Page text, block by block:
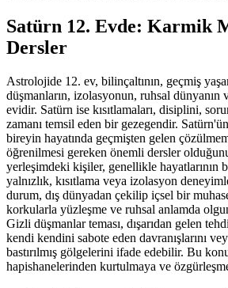
Satürn 12. Evde: Karmik
Dersler
Astrolojide 12. ev, bilinçaltının, geçmiş
düşmanların, izolasyonun, ruhsal dünyanın
evidir. Satürn ise kısıtlamaları, disiplini,
zamanı temsil eden bir gezegendir.
bireyin hayatında geçmişten gelen
öğrenilmesi gereken önemli dersler
yerleşimdeki kişiler, genellikle hayatlarının
yalnızlık, kısıtlama veya izolasyon
durum, dış dünyadan çekilip içsel bir
korkularla yüzleşme ve ruhsal anlamda
Gizli düşmanlar teması, dışarıdan gelen
kendi kendini sabote eden davranışlarını
bastırılmış gölgelerini ifade edebilir. Bu
hapishanelerinden kurtulmaya ve